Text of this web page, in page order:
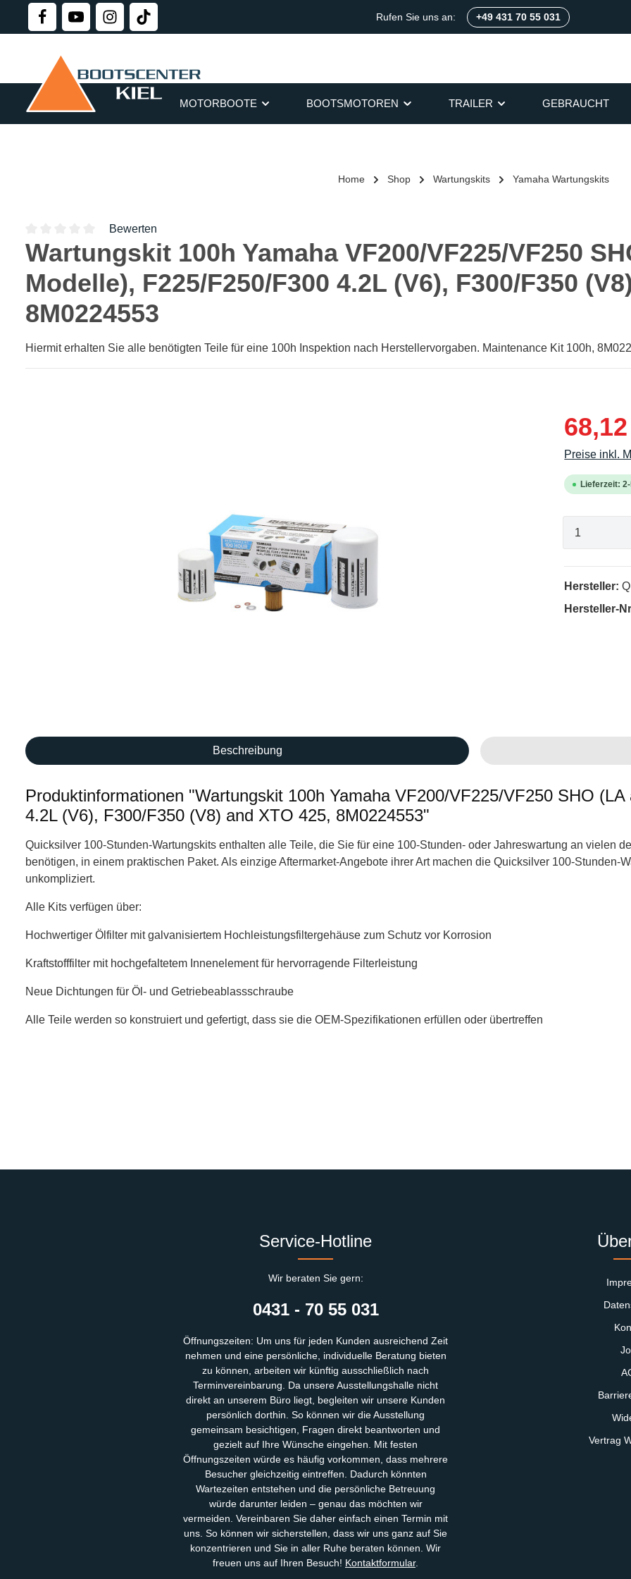
Zur Hauptnavigation springen Rufen Sie uns an: +49 431 70 55 031
MOTORBOOTE BOOTSMOTOREN TRAILER GEBRAUCHT
Home Shop Wartungskits Yamaha Wartungskits
Durchschnittliche Bewertung von 0 von 5 Sternen
Bewerten
Wartungskit 100h Yamaha VF200/VF225/VF250
Modelle), F225/F250/F300 4.2L (V6), F300/F350
8M0224553
Hiermit erhalten Sie alle benötigten Teile für eine 100h Inspektion nach Herstellervorgaben. Maintenance Kit 100h,
Preise inkl.
Lieferzeit:
Hersteller:
Hersteller-
Beschreibung
Produktinformationen "Wartungskit 100h Yamaha VF200/VF225/VF250 SHO
4.2L (V6), F300/F350 (V8) and XTO 425, 8M0224553"
Quicksilver 100-Stunden-Wartungskits enthalten alle Teile, die Sie für eine 100-Stunden- oder Jahreswartung an vielen
benötigen, in einem praktischen Paket. Als einzige Aftermarket-Angebote ihrer Art machen die Quicksilver 100-Stunden-
unkompliziert.
Alle Kits verfügen über:
Hochwertiger Ölfilter mit galvanisiertem Hochleistungsfiltergehäuse zum Schutz vor Korrosion
Kraftstofffilter mit hochgefaltetem Innenelement für hervorragende Filterleistung
Neue Dichtungen für Öl- und Getriebeablassschraube
Alle Teile werden so konstruiert und gefertigt, dass sie die OEM-Spezifikationen erfüllen oder übertreffen
Service-Hotline
Wir beraten Sie gern:
0431 - 70 55 031
Öffnungszeiten: Um uns für jeden Kunden ausreichend Zeit
nehmen und eine persönliche, individuelle Beratung bieten
zu können, arbeiten wir künftig ausschließlich nach
Terminvereinbarung. Da unsere Ausstellungshalle nicht
direkt an unserem Büro liegt, begleiten wir unsere Kunden
persönlich dorthin. So können wir die Ausstellung
gemeinsam besichtigen, Fragen direkt beantworten und
gezielt auf Ihre Wünsche eingehen. Mit festen
Öffnungszeiten würde es häufig vorkommen, dass mehrere
Besucher gleichzeitig eintreffen. Dadurch könnten
Wartezeiten entstehen und die persönliche Betreuung
würde darunter leiden – genau das möchten wir
vermeiden. Vereinbaren Sie daher einfach einen Termin mit
uns. So können wir sicherstellen, dass wir uns ganz auf Sie
konzentrieren und Sie in aller Ruhe beraten können. Wir
freuen uns auf Ihren Besuch! Kontaktformular.
Vertrag